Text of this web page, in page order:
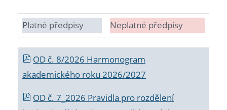
Platné předpisy Neplatné předpisy
OD č. 8/2026 Harmonogram
akademického roku 2026/2027
OD č. 7_2026 Pravidla pro rozdělení